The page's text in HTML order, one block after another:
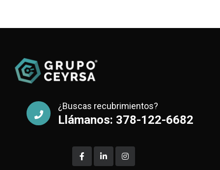
¿Buscas recubrimientos?
Llámanos: 378-122-6682